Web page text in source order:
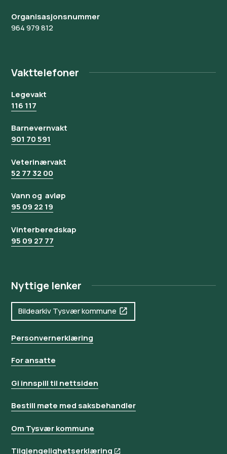
Organisasjonsnummer
964 979 812
Vakttelefoner
Legevakt
116 117
Barnevernvakt
901 70 591
Veterinærvakt
52 77 32 00
Vann og avløp
95 09 22 19
Vinterberedskap
95 09 27 77
Nyttige lenker
Bildearkiv Tysvær kommune
Personvernerklæring
For ansatte
Gi innspill til nettsiden
Bestill møte med saksbehandler
Om Tysvær kommune
Tilgjengelighetserklæring